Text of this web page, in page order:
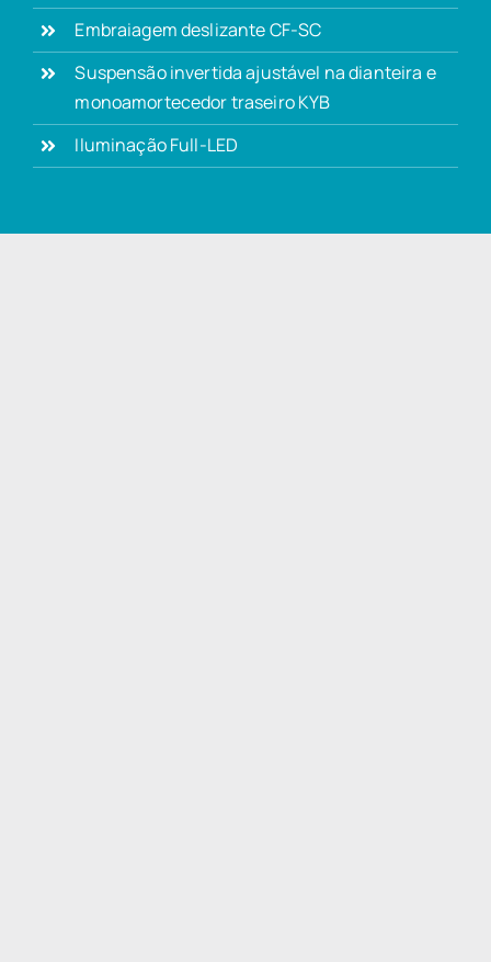
Embraiagem deslizante CF-SC
Suspensão invertida ajustável na dianteira e
monoamortecedor traseiro KYB
Iluminação Full-LED